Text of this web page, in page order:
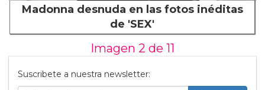
Madonna desnuda en las fotos inéditas
de 'SEX'
Imagen 2 de 11
Suscribete a nuestra newsletter: